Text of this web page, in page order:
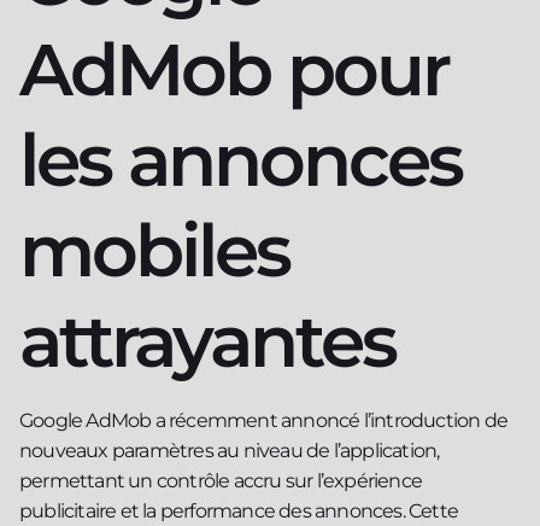
AdMob pour
les annonces
mobiles
attrayantes
Google AdMob a récemment annoncé l’introduction de
nouveaux paramètres au niveau de l’application,
permettant un contrôle accru sur l’expérience
publicitaire et la performance des annonces. Cette